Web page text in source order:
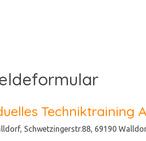
Techniktraining
Schwetzingerstr.88, 69190